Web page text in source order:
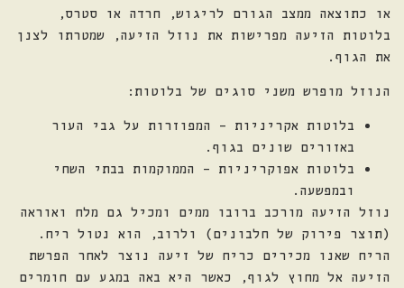
או כתוצאה ממצב הגורם לריגוש, חרדה או סטרס,
בלוטות הזיעה מפרישות את נוזל הזיעה, שמטרתו לצנן
את הגוף.
הנוזל מופרש משני סוגים של בלוטות:
בלוטות אקריניות – המפוזרות על גבי העור
באזורים שונים בגוף.
בלוטות אפוקריניות – הממוקמות בבתי השחי
ובמפשעה.
נוזל הזיעה מורכב ברובו ממים ומכיל גם מלח ואוראה
(תוצר פירוק של חלבונים) ולרוב, הוא נטול ריח.
הריח שאנו מכירים כריח של זיעה נוצר לאחר הפרשת
הזיעה אל מחוץ לגוף, כאשר היא באה במגע עם חומרים